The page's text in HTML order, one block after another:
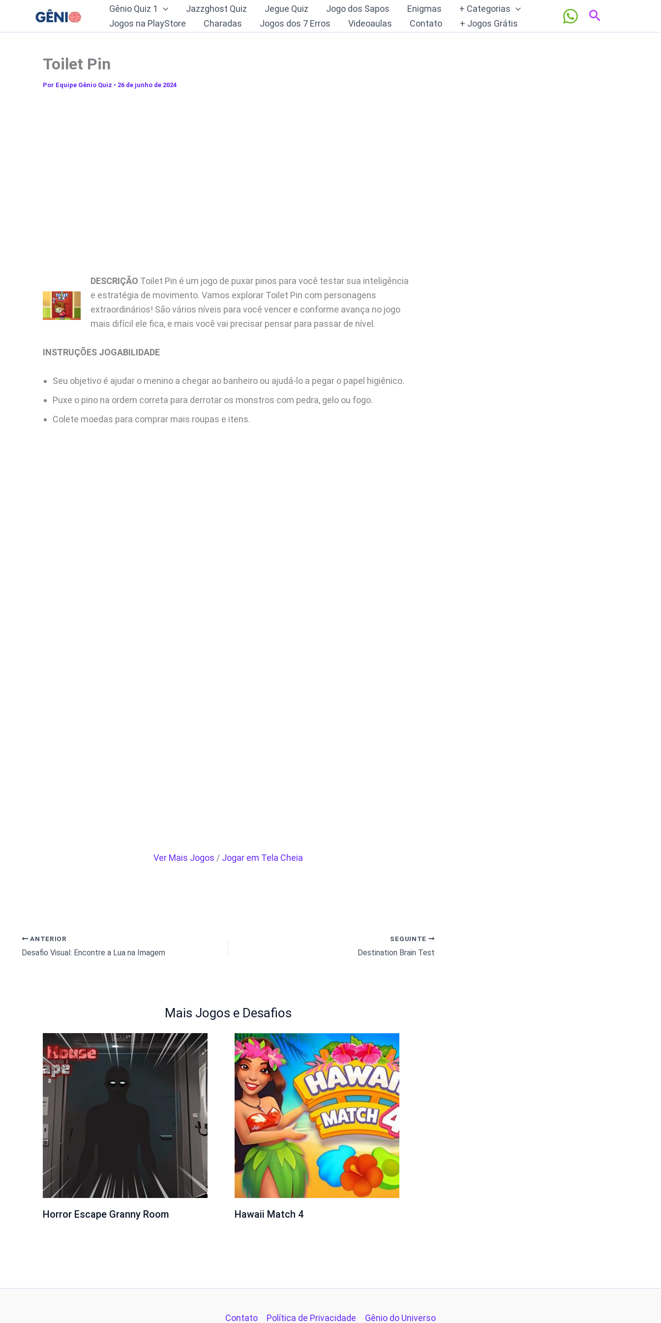
o
Gênio Quiz 1 Jazzghost Quiz Jegue Quiz Jogo dos Sapos Enigmas
+ Categorias
Jogos na PlayStore
Charadas Jogos dos 7 Erros Videoaulas Contato + Jogos Grátis
Pesquisar
Toilet Pin
Por Equipe Gênio Quiz • 26 de junho de 2024
DESCRIÇÃO Toilet Pin é um jogo de puxar pinos para você testar sua inteligência
e estratégia de movimento. Vamos explorar Toilet Pin com personagens
extraordinários! São vários níveis para você vencer e conforme avança no jogo
mais difícil ele fica, e mais você vai precisar pensar para passar de nível.
INSTRUÇÕES JOGABILIDADE
Seu objetivo é ajudar o menino a chegar ao banheiro ou ajudá-lo a pegar o papel higiênico.
Puxe o pino na ordem correta para derrotar os monstros com pedra, gelo ou fogo.
Colete moedas para comprar mais roupas e itens.
Ver Mais Jogos / Jogar em Tela Cheia
ANTERIOR
Desafio Visual: Encontre a Lua na Imagem
SEGUINTE
Destination Brain Test
Mais Jogos e Desafios
Horror Escape Granny Room Hawaii Match 4
Contato Política de Privacidade Gênio do Universo